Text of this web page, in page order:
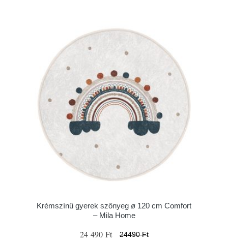
Krémszínű gyerek szőnyeg ø 120 cm Comfort
– Mila Home
24 490 Ft 24490 Ft